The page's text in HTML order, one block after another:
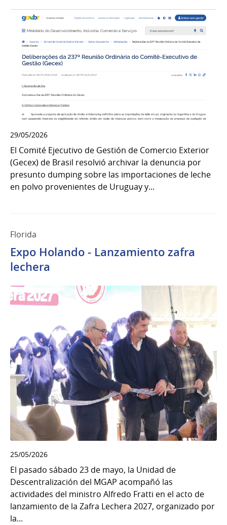
29/05/2026
El Comité Ejecutivo de Gestión de Comercio Exterior
(Gecex) de Brasil resolvió archivar la denuncia por
presunto dumping sobre las importaciones de leche
en polvo provenientes de Uruguay y...
Florida
Expo Holando - Lanzamiento zafra
lechera
25/05/2026
El pasado sábado 23 de mayo, la Unidad de
Descentralización del MGAP acompañó las
actividades del ministro Alfredo Fratti en el acto de
lanzamiento de la Zafra Lechera 2027, organizado por
la...